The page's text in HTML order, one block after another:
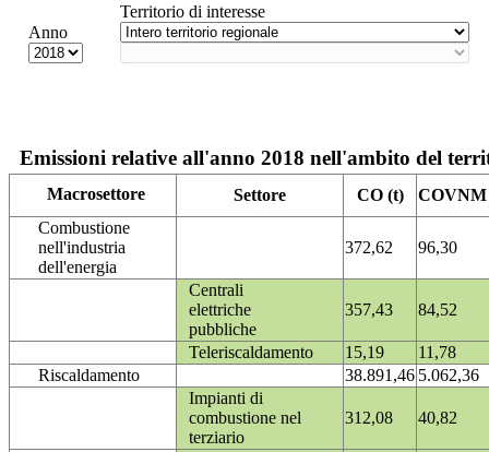
Anno
Territorio di interesse
Emissioni relative all'anno 2018 nell'ambito del
Macrosettore Settore CO (t)
COVNM
Combustione
nell'industria
dell'energia
372,62 96,30
Centrali
elettriche
pubbliche
357,43 84,52
Teleriscaldamento 15,19
11,78
Riscaldamento
38.891,46 5.062,36
Impianti di
combustione nel
terziario
312,08 40,82